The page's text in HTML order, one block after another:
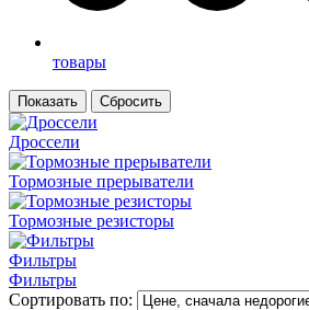
товары
Дроссели
Тормозные прерыватели
Тормозные резисторы
Фильтры
Фильтры
Сортировать по: